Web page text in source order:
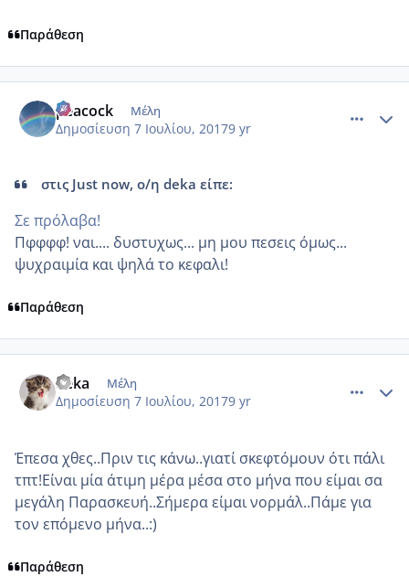
Παράθεση
peacock Μέλη
Δημοσίευση 7 Ιουλίου, 20179 yr
στις Just now, ο/η deka είπε:
Σε πρόλαβα!
Πφφφφ! ναι.... δυστυχως... μη μου πεσεις όμως...
ψυχραιμία και ψηλά το κεφαλι!
Παράθεση
deka Μέλη
Δημοσίευση 7 Ιουλίου, 20179 yr
Έπεσα χθες..Πριν τις κάνω..γιατί σκεφτόμουν ότι πάλι
τπτ!Είναι μία άτιμη μέρα μέσα στο μήνα που είμαι σα
μεγάλη Παρασκευή..Σήμερα είμαι νορμάλ..Πάμε για
τον επόμενο μήνα..:)
Παράθεση